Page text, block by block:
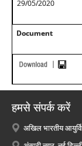
29/05/2020
Document
हमसे संपर्क करें
अखिल भारतीय